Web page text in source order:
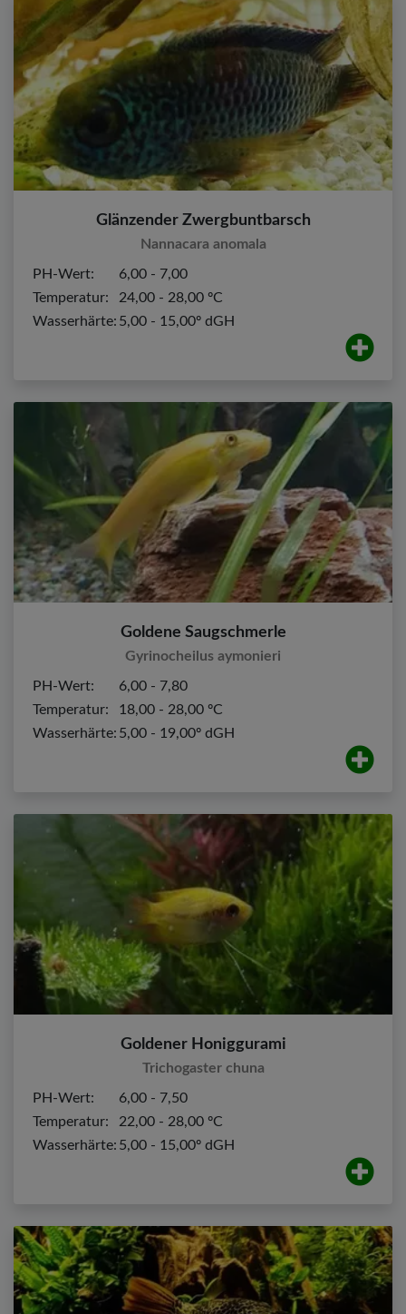
Glänzender Zwergbuntbarsch
Nannacara anomala
PH-Wert:
6,00 - 7,00
Temperatur:
24,00 - 28,00 ºC
Wasserhärte: 5,00 - 15,00º dGH
Goldene Saugschmerle
Gyrinocheilus aymonieri
PH-Wert:
6,00 - 7,80
Temperatur:
18,00 - 28,00 ºC
Wasserhärte: 5,00 - 19,00º dGH
Goldener Honiggurami
Trichogaster chuna
PH-Wert:
6,00 - 7,50
Temperatur:
22,00 - 28,00 ºC
Wasserhärte: 5,00 - 15,00º dGH